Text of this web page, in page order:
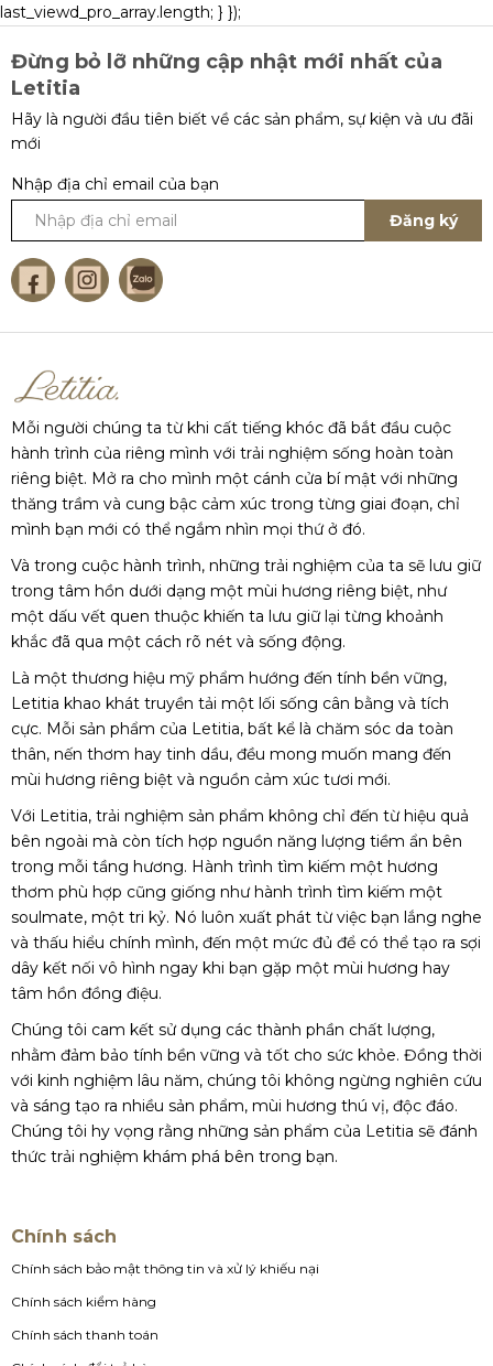
last_viewd_pro_array.length; } });
Đừng bỏ lỡ những cập nhật mới nhất của
Letitia
Hãy là người đầu tiên biết về các sản phẩm, sự kiện và ưu đãi
mới
Nhập địa chỉ email của bạn
Đăng ký
Mỗi người chúng ta từ khi cất tiếng khóc đã bắt đầu cuộc
hành trình của riêng mình với trải nghiệm sống hoàn toàn
riêng biệt. Mở ra cho mình một cánh cửa bí mật với những
thăng trầm và cung bậc cảm xúc trong từng giai đoạn, chỉ
mình bạn mới có thể ngắm nhìn mọi thứ ở đó.
Và trong cuộc hành trình, những trải nghiệm của ta sẽ lưu giữ
trong tâm hồn dưới dạng một mùi hương riêng biệt, như
một dấu vết quen thuộc khiến ta lưu giữ lại từng khoảnh
khắc đã qua một cách rõ nét và sống động.
Là một thương hiệu mỹ phẩm hướng đến tính bền vững,
Letitia khao khát truyền tải một lối sống cân bằng và tích
cực. Mỗi sản phẩm của Letitia, bất kể là chăm sóc da toàn
thân, nến thơm hay tinh dầu, đều mong muốn mang đến
mùi hương riêng biệt và nguồn cảm xúc tươi mới.
Với Letitia, trải nghiệm sản phẩm không chỉ đến từ hiệu quả
bên ngoài mà còn tích hợp nguồn năng lượng tiềm ẩn bên
trong mỗi tầng hương. Hành trình tìm kiếm một hương
thơm phù hợp cũng giống như hành trình tìm kiếm một
soulmate, một tri kỷ. Nó luôn xuất phát từ việc bạn lắng nghe
và thấu hiểu chính mình, đến một mức đủ để có thể tạo ra sợi
dây kết nối vô hình ngay khi bạn gặp một mùi hương hay
tâm hồn đồng điệu.
Chúng tôi cam kết sử dụng các thành phần chất lượng,
nhằm đảm bảo tính bền vững và tốt cho sức khỏe. Đồng thời
với kinh nghiệm lâu năm, chúng tôi không ngừng nghiên cứu
và sáng tạo ra nhiều sản phẩm, mùi hương thú vị, độc đáo.
Chúng tôi hy vọng rằng những sản phẩm của Letitia sẽ đánh
thức trải nghiệm khám phá bên trong bạn.
Chính sách
Chính sách bảo mật thông tin và xử lý khiếu nại
Chính sách kiểm hàng
Chính sách thanh toán